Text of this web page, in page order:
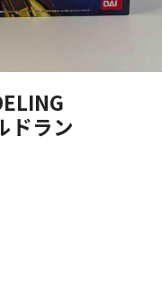
ドラン